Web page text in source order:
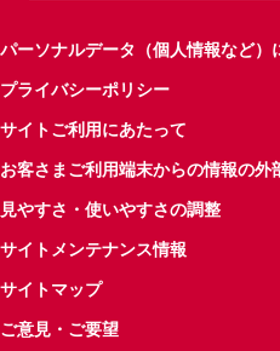
パーソナルデータ（個人情報など）
プライバシーポリシー
サイトご利用にあたって
お客さまご利用端末からの情報の外
見やすさ・使いやすさの調整
サイトメンテナンス情報
サイトマップ
ご意見・ご要望